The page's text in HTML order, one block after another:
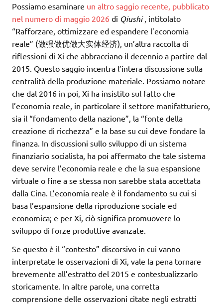
Possiamo esaminare un altro saggio recente, pubblicato
nel numero di maggio 2026 di Qiushi, intitolato
“Rafforzare, ottimizzare ed espandere l’economia
reale” (做强做优做大实体经济), un’altra raccolta di
riflessioni di Xi che abbracciano il decennio a partire dal
2015. Questo saggio incentra l’intera discussione sulla
centralità della produzione materiale. Possiamo notare
che dal 2016 in poi, Xi ha insistito sul fatto che
l’economia reale, in particolare il settore manifatturiero,
sia il “fondamento della nazione”, la “fonte della
creazione di ricchezza” e la base su cui deve fondare la
finanza. In discussioni sullo sviluppo di un sistema
finanziario socialista, ha poi affermato che tale sistema
deve servire l’economia reale e che la sua espansione
virtuale o fine a se stessa non sarebbe stata accettata
dalla Cina. L’economia reale è il fondamento su cui si
basa l’espansione della riproduzione sociale ed
economica; e per Xi, ciò significa promuovere lo
sviluppo di forze produttive avanzate.
Se questo è il “contesto” discorsivo in cui vanno
interpretate le osservazioni di Xi, vale la pena tornare
brevemente all’estratto del 2015 e contestualizzarlo
storicamente. In altre parole, una corretta
comprensione delle osservazioni citate negli estratti